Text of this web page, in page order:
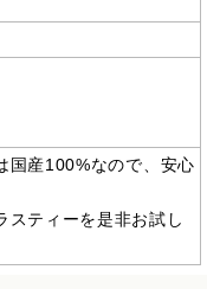
国産100%なので、安心
スティーを是非お試し